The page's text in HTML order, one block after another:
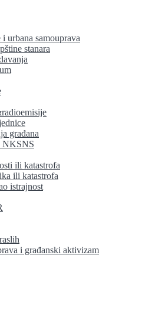
urbana samouprava
stanara
građana
NKSNS
ili katastrofa
ili katastrofa
istrajnost
i građanski aktivizam